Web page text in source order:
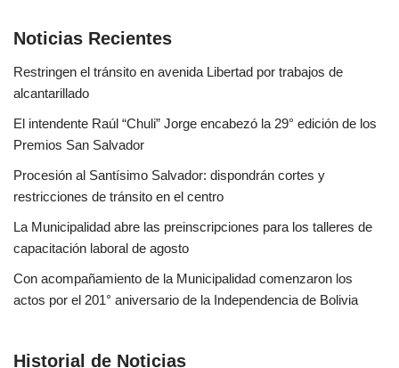
Noticias Recientes
Restringen el tránsito en avenida Libertad por trabajos de
alcantarillado
El intendente Raúl “Chuli” Jorge encabezó la 29° edición de los
Premios San Salvador
Procesión al Santísimo Salvador: dispondrán cortes y
restricciones de tránsito en el centro
La Municipalidad abre las preinscripciones para los talleres de
capacitación laboral de agosto
Con acompañamiento de la Municipalidad comenzaron los
actos por el 201° aniversario de la Independencia de Bolivia
Historial de Noticias